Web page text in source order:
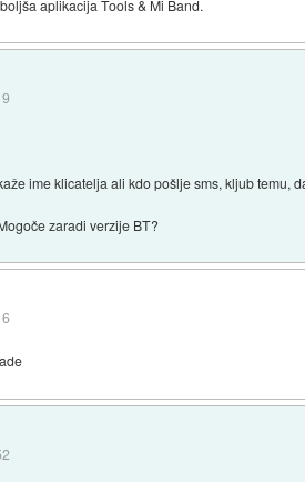
aplikacija Tools & Mi Band.
ime klicatelja ali kdo pošlje sms, kljub temu,
zaradi verzije BT?